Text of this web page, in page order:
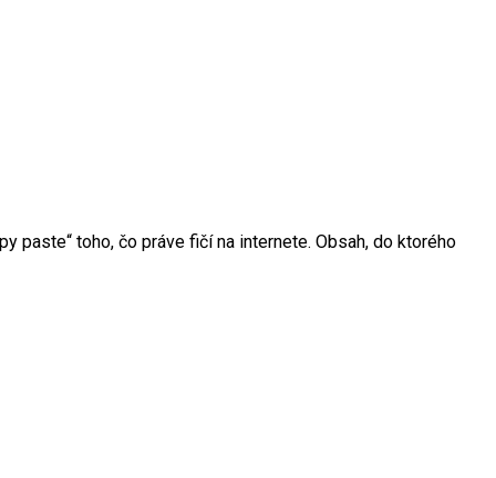
paste“ toho, čo práve fičí na internete. Obsah, do ktorého